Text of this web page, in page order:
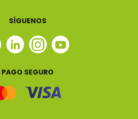
SÍGUENOS
Facebook
Linkedin
Instagram
Youtube
PAGO SEGURO